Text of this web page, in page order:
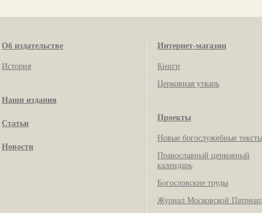
Об издательстве
История
Наши издания
Статьи
Новости
Интернет-магазин
Книги
Церковная утварь
Проекты
Новые богослужебные тексты
Православный церковный
календарь
Богословские труды
Журнал Московской